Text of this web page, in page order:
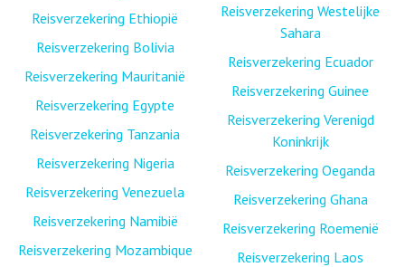
Reisverzekering Ethiopië
Reisverzekering Bolivia
Reisverzekering Mauritanië
Reisverzekering Egypte
Reisverzekering Tanzania
Reisverzekering Nigeria
Reisverzekering Venezuela
Reisverzekering Namibië
Reisverzekering Mozambique
Reisverzekering Westelijke
Sahara
Reisverzekering Ecuador
Reisverzekering Guinee
Reisverzekering Verenigd
Koninkrijk
Reisverzekering Oeganda
Reisverzekering Ghana
Reisverzekering Roemenië
Reisverzekering Laos